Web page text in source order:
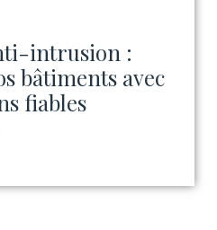
intrusion :
bâtiments avec
fiables